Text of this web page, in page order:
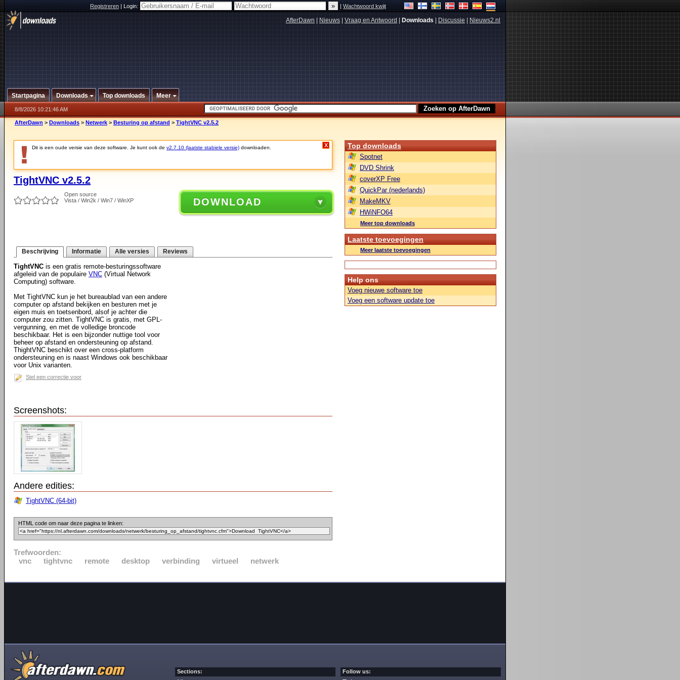
Registreren|Login: |Wachtwoord kwijt
AfterDawn Nieuws Vraag en Antwoord Downloads Discussie Nieuws2.nl
Startpagina Downloads Top downloads Meer
8/8/2026 10:21:46 AM
AfterDawn > Downloads > Netwerk > Besturing op afstand > TightVNC v2.5.2
Dit is een oude versie van deze software. Je kunt ook de v2.7.10 (laatste stabiele versie) downloaden. X
TightVNC v2.5.2
Open source
Vista / Win2k / Win7 / WinXP
DOWNLOAD
Beschrijving Informatie Alle versies Reviews
TightVNC is een gratis remote-besturingssoftware
afgeleid van de populaire VNC (Virtual Network
Computing) software.
Met TightVNC kun je het bureaublad van een andere
computer op afstand bekijken en besturen met je
eigen muis en toetsenbord, alsof je achter die
computer zou zitten. TightVNC is gratis, met GPL-
vergunning, en met de volledige broncode
beschikbaar. Het is een bijzonder nuttige tool voor
beheer op afstand en ondersteuning op afstand.
ThightVNC beschikt over een cross-platform
ondersteuning en is naast Windows ook beschikbaar
voor Unix varianten.
Stel een correctie voor
Screenshots:
Andere edities:
TightVNC (64-bit)
HTML code om naar deze pagina te linken:
Trefwoorden:
vnc
tightvnc remote desktop verbinding virtueel netwerk
Top downloads
Spotnet
DVD Shrink
coverXP Free
QuickPar (nederlands)
MakeMKV
HWiNFO64
Meer top downloads
Laatste toevoegingen
Meer laatste toevoegingen
Help ons
Voeg nieuwe software toe
Voeg een software update toe
Sections: Follow us: